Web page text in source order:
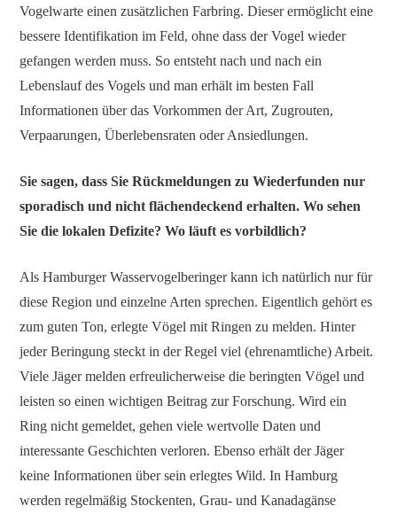
Vogelwarte einen zusätzlichen Farbring. Dieser ermöglicht eine
bessere Identifikation im Feld, ohne dass der Vogel wieder
gefangen werden muss. So entsteht nach und nach ein
Lebenslauf des Vogels und man erhält im besten Fall
Informationen über das Vorkommen der Art, Zugrouten,
Verpaarungen, Überlebensraten oder Ansiedlungen.
Sie sagen, dass Sie Rückmeldungen zu Wiederfunden nur
sporadisch und nicht flächendeckend erhalten. Wo sehen
Sie die lokalen Defizite? Wo läuft es vorbildlich?
Als Hamburger Wasservogelberinger kann ich natürlich nur für
diese Region und einzelne Arten sprechen. Eigentlich gehört es
zum guten Ton, erlegte Vögel mit Ringen zu melden. Hinter
jeder Beringung steckt in der Regel viel (ehrenamtliche) Arbeit.
Viele Jäger melden erfreulicherweise die beringten Vögel und
leisten so einen wichtigen Beitrag zur Forschung. Wird ein
Ring nicht gemeldet, gehen viele wertvolle Daten und
interessante Geschichten verloren. Ebenso erhält der Jäger
keine Informationen über sein erlegtes Wild. In Hamburg
werden regelmäßig Stockenten, Grau- und Kanadagänse